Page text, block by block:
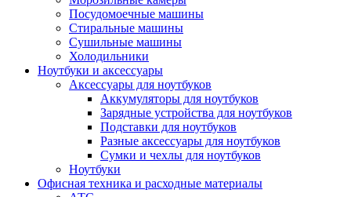
Посудомоечные машины
Стиральные машины
Сушильные машины
Холодильники
Ноутбуки и аксессуары
Аксессуары для ноутбуков
Аккумуляторы для ноутбуков
Зарядные устройства для ноутбуков
Подставки для ноутбуков
Разные аксессуары для ноутбуков
Сумки и чехлы для ноутбуков
Ноутбуки
Офисная техника и расходные материалы